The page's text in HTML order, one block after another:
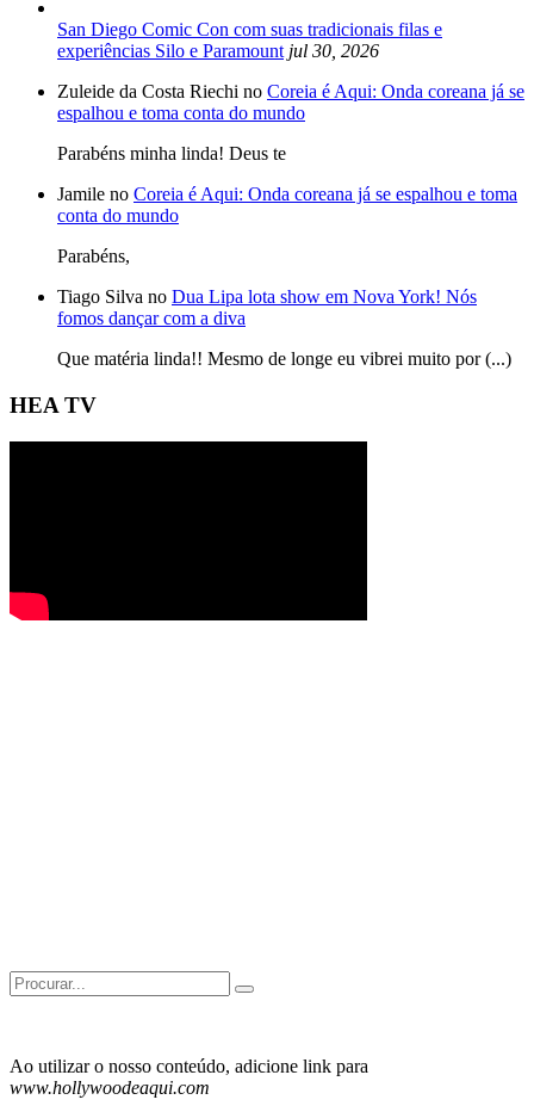
San Diego Comic Con com suas tradicionais filas e
experiências Silo e Paramount jul 30, 2026
Zuleide da Costa Riechi no Coreia é Aqui: Onda coreana já se
espalhou e toma conta do mundo
Parabéns minha linda! Deus te
Jamile no Coreia é Aqui: Onda coreana já se espalhou e toma
conta do mundo
Parabéns,
Tiago Silva no Dua Lipa lota show em Nova York! Nós
fomos dançar com a diva
Que matéria linda!! Mesmo de longe eu vibrei muito por (...)
HEA TV
Search
for:
Ao utilizar o nosso conteúdo, adicione link para
www.hollywoodeaqui.com